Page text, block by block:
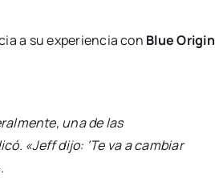
a su experiencia con Blue Origin
una de las
«Jeff dijo: ‘Te va a cambiar